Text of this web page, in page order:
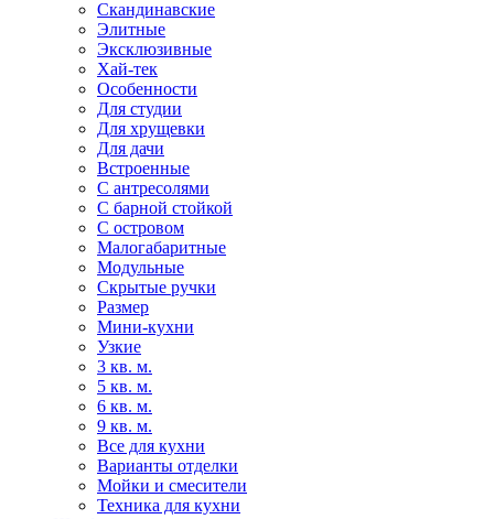
Скандинавские
Элитные
Эксклюзивные
Хай-тек
Особенности
Для студии
Для хрущевки
Для дачи
Встроенные
С антресолями
С барной стойкой
С островом
Малогабаритные
Модульные
Скрытые ручки
Размер
Мини-кухни
Узкие
3 кв. м.
5 кв. м.
6 кв. м.
9 кв. м.
Все для кухни
Варианты отделки
Мойки и смесители
Техника для кухни